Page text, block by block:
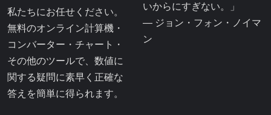
私たちにお任せください。
無料のオンライン計算機・
コンバーター・チャート・
その他のツールで、数値に
関する疑問に素早く正確な
答えを簡単に得られます。
いからにすぎない。」
― ジョン・フォン・ノイマ
ン